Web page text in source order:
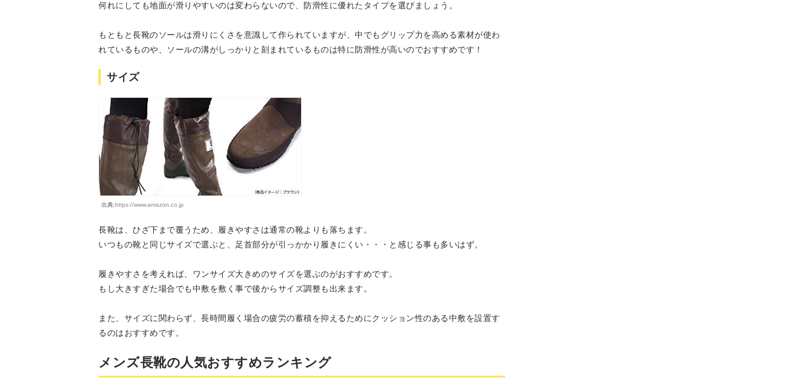
何れにしても地面が滑りやすいのは変わらないので、防滑性に優れたタイプを選びましょう。
もともと長靴のソールは滑りにくさを意識して作られていますが、中でもグリップ力を高める素材が使わ
れているものや、ソールの溝がしっかりと刻まれているものは特に防滑性が高いのでおすすめです！
サイズ
出典: https://www.amazon.co.jp
長靴は、ひざ下まで覆うため、履きやすさは通常の靴よりも落ちます。
いつもの靴と同じサイズで選ぶと、足首部分が引っかかり履きにくい・・・と感じる事も多いはず。
履きやすさを考えれば、ワンサイズ大きめのサイズを選ぶのがおすすめです。
もし大きすぎた場合でも中敷を敷く事で後からサイズ調整も出来ます。
また、サイズに関わらず、長時間履く場合の疲労の蓄積を抑えるためにクッション性のある中敷を設置す
るのはおすすめです。
メンズ長靴の人気おすすめランキング